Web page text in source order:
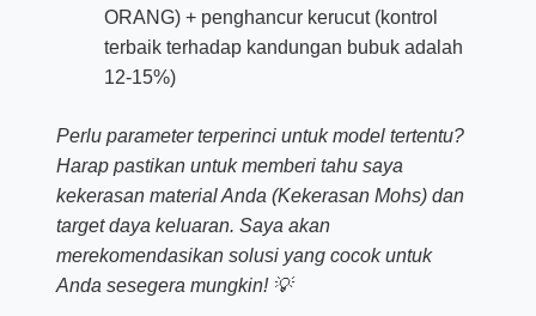
ORANG) + penghancur kerucut (kontrol
terbaik terhadap kandungan bubuk adalah
12-15%)
Perlu parameter terperinci untuk model tertentu?
Harap pastikan untuk memberi tahu saya
kekerasan material Anda (Kekerasan Mohs) dan
target daya keluaran. Saya akan
merekomendasikan solusi yang cocok untuk
Anda sesegera mungkin! 💡